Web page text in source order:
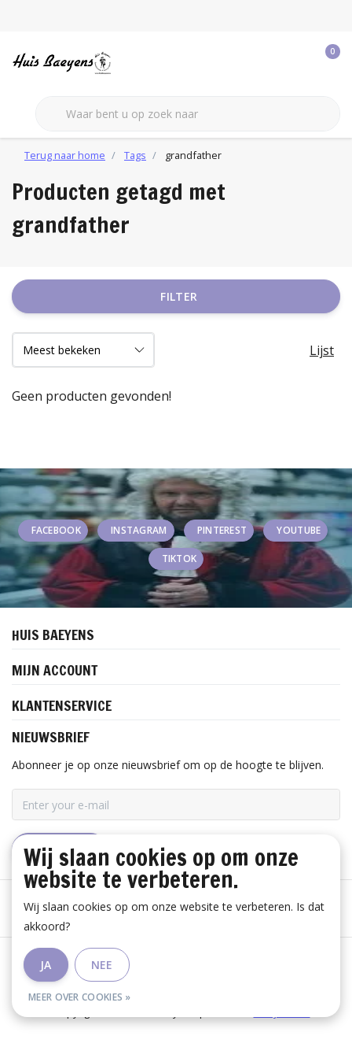
0
Terug naar home Tags grandfather
Producten getagd met
grandfather
FILTER
Lijst
Geen producten gevonden!
FACEBOOK INSTAGRAM PINTEREST YOUTUBE
TIKTOK
HUIS BAEYENS
MIJN ACCOUNT
KLANTENSERVICE
NIEUWSBRIEF
Abonneer je op onze nieuwsbrief om op de hoogte te blijven.
ABONNEER
Algemene voorwaarden
Wij slaan cookies op om onze
website te verbeteren.
Wij slaan cookies op om onze website te verbeteren. Is dat
akkoord?
JA NEE
MEER OVER COOKIES »